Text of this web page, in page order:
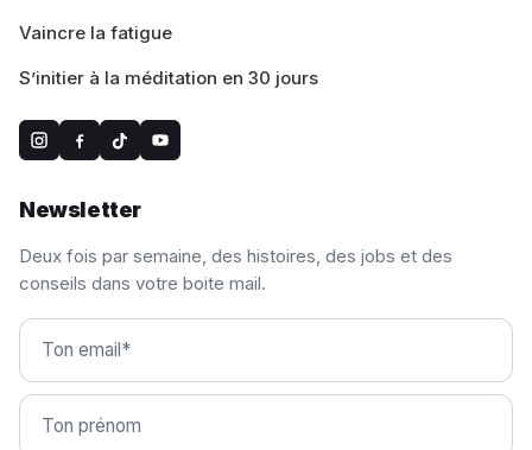
Vaincre la fatigue
S’initier à la méditation en 30 jours
Newsletter
Deux fois par semaine, des histoires, des jobs et des
conseils dans votre boite mail.